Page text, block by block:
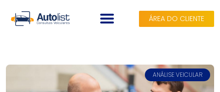
CONSULTAS
ÁREA DO CLIENTE
ANÁLISE VEICULAR